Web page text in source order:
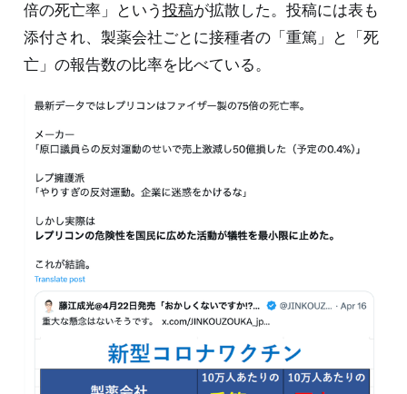
倍の死亡率」という 投稿が拡散した。投稿には表も
添付され、製薬会社ごとに接種者の「重篤」と「死
亡」の報告数の比率を比べている。